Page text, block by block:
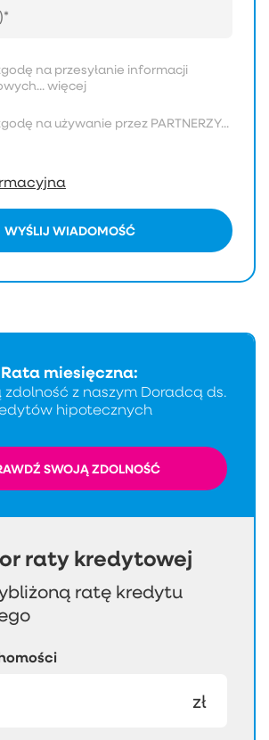
na przesyłanie informacji
więcej
na używanie przez PARTNERZY...
WYŚLIJ WIADOMOŚĆ
raty kredytowej
ratę kredytu
zł
Rata miesięczna:
z naszym Doradcą ds.
hipotecznych
SWOJĄ ZDOLNOŚĆ